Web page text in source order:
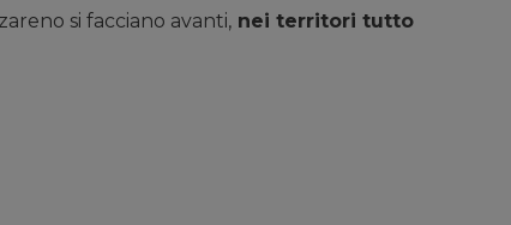
si facciano avanti, nei territori tutto